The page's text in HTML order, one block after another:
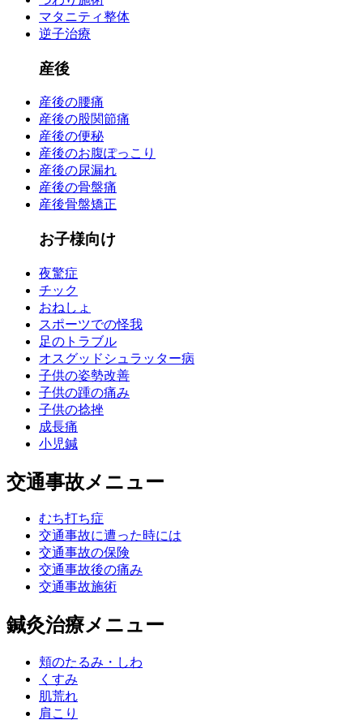
マタニティ整体
逆子治療
産後
産後の腰痛
産後の股関節痛
産後の便秘
産後のお腹ぽっこり
産後の尿漏れ
産後の骨盤痛
産後骨盤矯正
お子様向け
夜驚症
チック
おねしょ
スポーツでの怪我
足のトラブル
オスグッドシュラッター病
子供の姿勢改善
子供の踵の痛み
子供の捻挫
成長痛
小児鍼
交通事故メニュー
むち打ち症
交通事故に遭った時には
交通事故の保険
交通事故後の痛み
交通事故施術
鍼灸治療メニュー
頬のたるみ・しわ
くすみ
肌荒れ
肩こり